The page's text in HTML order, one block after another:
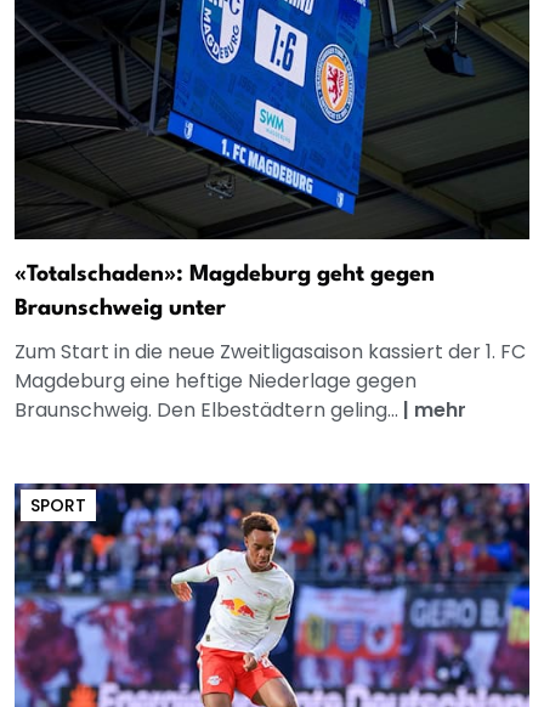
«Totalschaden»: Magdeburg geht gegen
Braunschweig unter
Zum Start in die neue Zweitligasaison kassiert der 1. FC
Magdeburg eine heftige Niederlage gegen
Braunschweig. Den Elbestädtern geling... | mehr
SPORT